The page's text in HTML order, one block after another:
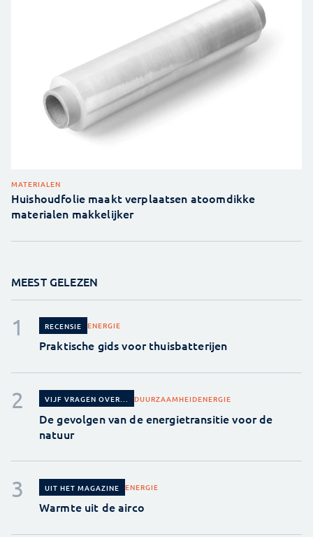
MATERIALEN
Huishoudfolie maakt verplaatsen atoomdikke
materialen makkelijker
MEEST GELEZEN
RECENSIE ENERGIE
Praktische gids voor thuisbatterijen
VIJF VRAGEN OVER... DUURZAAMHEIDENERGIE
De gevolgen van de energietransitie voor de
natuur
UIT HET MAGAZINE ENERGIE
Warmte uit de airco